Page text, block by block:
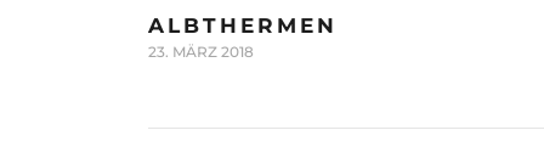
ALBTHERMEN
23. MÄRZ 2018